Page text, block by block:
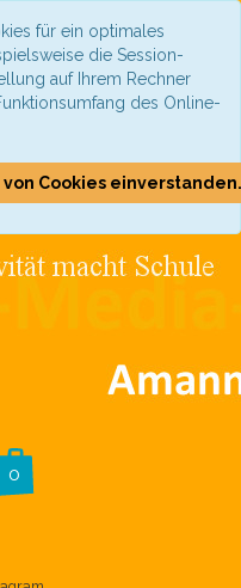
für ein optimales
die Session-
auf Ihrem Rechner
des Online-
Cookies einverstanden.